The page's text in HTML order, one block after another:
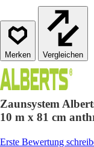
Vergleichen
Zaunsystem
10 m x 81 cm
Erste Bewertung